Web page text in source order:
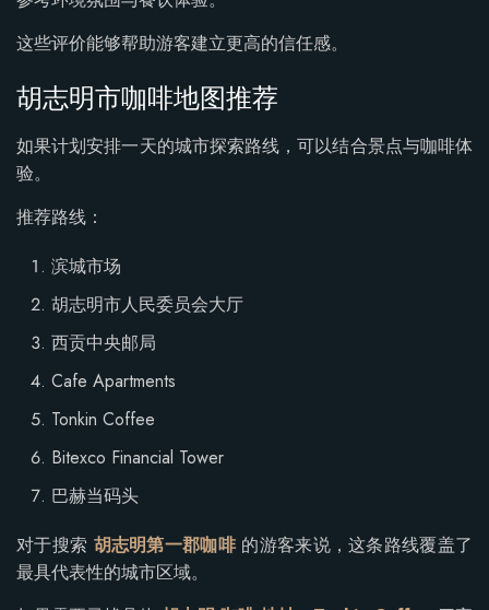
这些评价能够帮助游客建立更高的信任感。
胡志明市咖啡地图推荐
如果计划安排一天的城市探索路线，可以结合景点与咖啡体
验。
推荐路线：
滨城市场
胡志明市人民委员会大厅
西贡中央邮局
Cafe Apartments
Tonkin Coffee
Bitexco Financial Tower
巴赫当码头
对于搜索 胡志明第一郡咖啡 的游客来说，这条路线覆盖了
最具代表性的城市区域。